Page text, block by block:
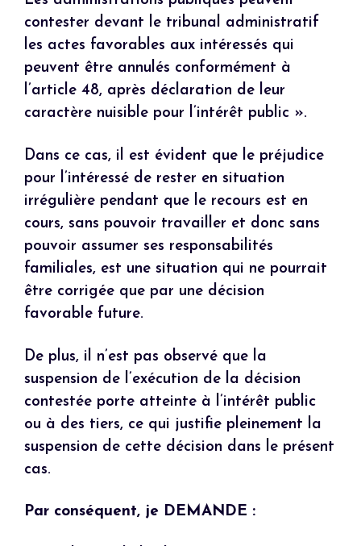
contester devant le tribunal administratif
les actes favorables aux intéressés qui
peuvent être annulés conformément à
l’article 48, après déclaration de leur
caractère nuisible pour l’intérêt public ».
Dans ce cas, il est évident que le préjudice
pour l’intéressé de rester en situation
irrégulière pendant que le recours est en
cours, sans pouvoir travailler et donc sans
pouvoir assumer ses responsabilités
familiales, est une situation qui ne pourrait
être corrigée que par une décision
favorable future.
De plus, il n’est pas observé que la
suspension de l’exécution de la décision
contestée porte atteinte à l’intérêt public
ou à des tiers, ce qui justifie pleinement la
suspension de cette décision dans le présent
cas.
Par conséquent, je DEMANDE :